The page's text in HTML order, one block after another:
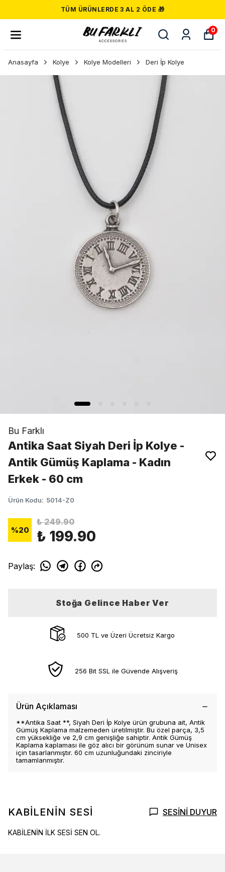
TÜM ÜRÜNLERDE 3 AL 2 ÖDE 🎁
0
Anasayfa Kolye Kolye Modelleri Deri İp Kolye
Bu Farklı
Antika Saat Siyah Deri İp Kolye -
Antik Gümüş Kaplama - Kadın
Erkek - 60 cm
Ürün Kodu: 5014-Z0
%20
₺ 249.90
₺ 199.90
Paylaş:
Stoğa Gelince Haber Ver
500 TL ve Üzeri Ücretsiz Kargo
256 Bit SSL ile Güvende Alışveriş
Ürün Açıklaması
**Antika Saat **, Siyah Deri İp Kolye ürün grubuna ait, Antik
Gümüş Kaplama malzemeden üretilmiştir. Bu özel parça, 3,5
cm yüksekliğe ve 2,9 cm genişliğe sahiptir. Antik Gümüş
Kaplama kaplaması ile göz alıcı bir görünüm sunar ve Unisex
için tasarlanmıştır. 60 cm uzunluğundaki zinciriyle
tamamlanmıştır.
KABİLENİN SESİ SESİNİ DUYUR
KABİLENİN İLK SESİ SEN OL.